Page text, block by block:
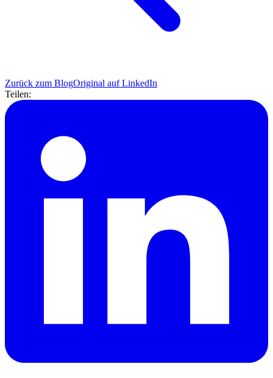
Zurück zum BlogOriginal auf LinkedIn
Teilen: